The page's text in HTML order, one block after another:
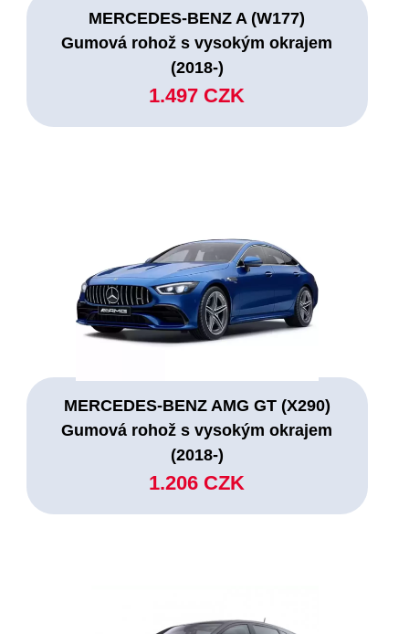
MERCEDES-BENZ A (W177)
Gumová rohož s vysokým okrajem
(2018-)
1.497 CZK
MERCEDES-BENZ AMG GT (X290)
Gumová rohož s vysokým okrajem
(2018-)
1.206 CZK